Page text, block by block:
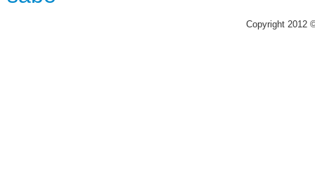
Copyright 2012